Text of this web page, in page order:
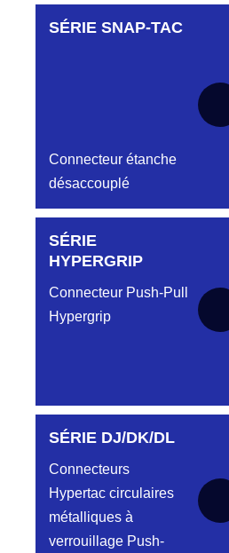
Aucune pièce disponible
SÉRIE SNAP-TAC
Connecteur étanche
désaccouplé
Aucune pièce disponible
SÉRIE
HYPERGRIP
Connecteur Push-Pull
Hypergrip
Aucune pièce disponible
SÉRIE DJ/DK/DL
Connecteurs
Hypertac circulaires
métalliques à
verrouillage Push-